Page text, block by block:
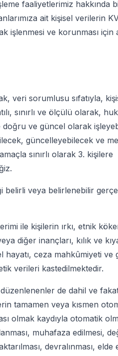
faaliyetlerimiz hakkında
ait kişisel verilerin
işlenmesi ve korunması için
veri sorumlusu sıfatıyla,
sınırlı ve ölçülü olarak,
ve güncel olarak
güncelleyebilecek ve
sınırlı olarak 3. kişilere
belirli veya belirlenebilir
ile kişilerin ırkı, etnik
diğer inançları, kılık ve
hayatı, ceza mahkûmiyeti
verileri kastedilmektedir.
de dahil ve fakat
tamamen veya kısmen
olmak kaydıyla otomatik
muhafaza edilmesi,
devralınması,